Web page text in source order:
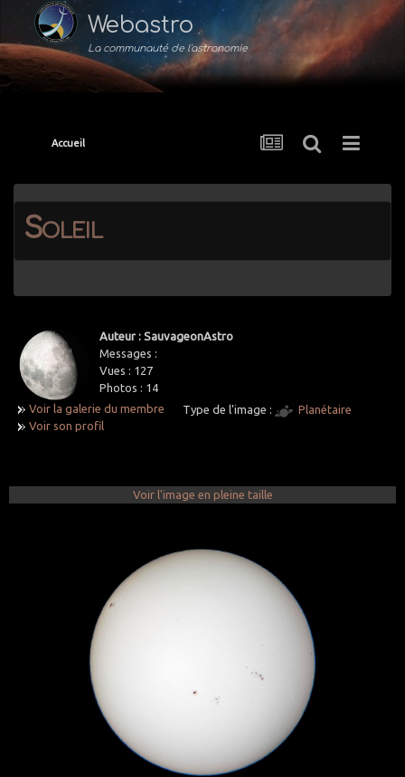
Webastro
La communauté de l'astronomie
Accueil
Soleil
Auteur : SauvageonAstro
Messages :
Vues : 127
Photos : 14
Voir la galerie du membre
Voir son profil
Type de l'image : Planétaire
Voir l'image en pleine taille